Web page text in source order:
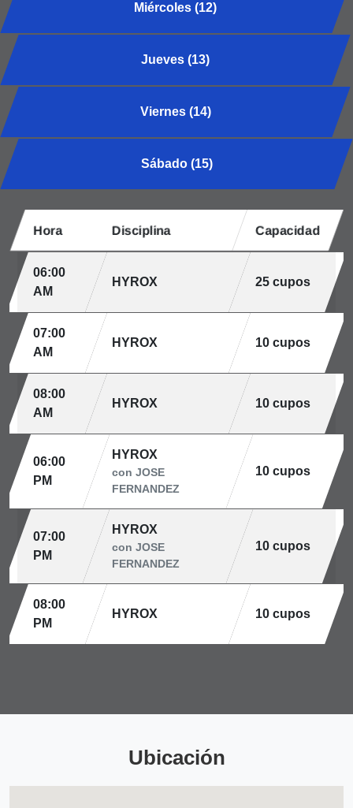
Miércoles (12)
Jueves (13)
Viernes (14)
Sábado (15)
Hora Disciplina Capacidad
06:00
AM
HYROX 25 cupos
07:00
AM
HYROX 10 cupos
08:00
AM
HYROX 10 cupos
06:00
PM
HYROX
con JOSE
FERNANDEZ
10 cupos
07:00
PM
HYROX
con JOSE
FERNANDEZ
10 cupos
08:00
PM
HYROX 10 cupos
Ubicación